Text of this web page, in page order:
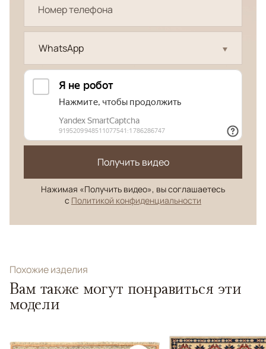
WhatsApp
Получить видео
Нажимая «Получить видео», вы соглашаетесь
с Политикой конфиденциальности
Похожие изделия
Вам также могут понравиться эти
модели